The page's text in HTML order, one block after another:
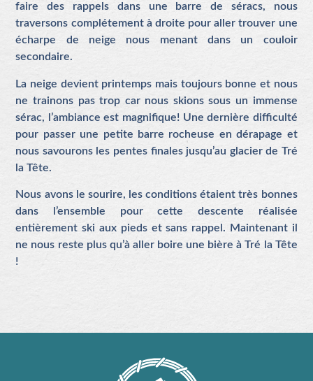
faire des rappels dans une barre de séracs, nous
traversons complétement à droite pour aller trouver une
écharpe de neige nous menant dans un couloir
secondaire.
La neige devient printemps mais toujours bonne et nous
ne trainons pas trop car nous skions sous un immense
sérac, l’ambiance est magnifique! Une dernière difficulté
pour passer une petite barre rocheuse en dérapage et
nous savourons les pentes finales jusqu’au glacier de Tré
la Tête.
Nous avons le sourire, les conditions étaient très bonnes
dans l’ensemble pour cette descente réalisée
entièrement ski aux pieds et sans rappel. Maintenant il
ne nous reste plus qu’à aller boire une bière à Tré la Tête
!